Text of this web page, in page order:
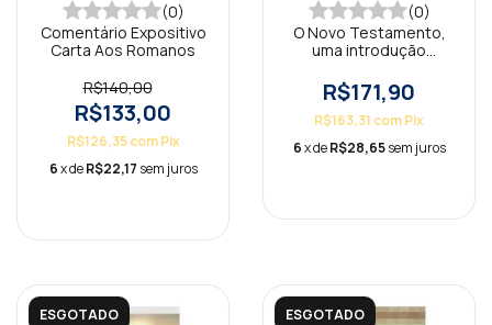
(0)
Comentário Expositivo
Carta Aos Romanos
R$140,00
R$133,00
R$126,35com Pix
6x deR$22,17 sem juros
(0)
O Novo Testamento,
uma introdução
R$171,90
R$163,31 comPix
6x deR$28,65 sem juros
ESGOTADO ESGOTADO